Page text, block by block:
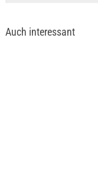
Auch interessant